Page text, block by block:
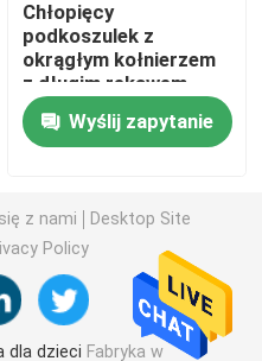
przed słońcem
Chłopięcy
podkoszulek z
okrągłym kołnierzem
z długim rękawem
Delikatny miękki
przyjazny dla skóry
Wyślij zapytanie
z nami
Desktop Site
Policy
dla dzieci Fabryka w